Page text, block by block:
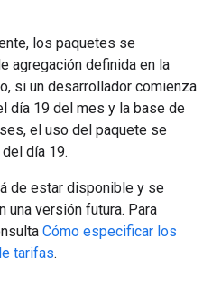
los paquetes se
agregación definida en la
si un desarrollador comienza
día 19 del mes y la base de
el uso del paquete se
día 19.
de estar disponible y se
una versión futura. Para
Cómo especificar los
tarifas.